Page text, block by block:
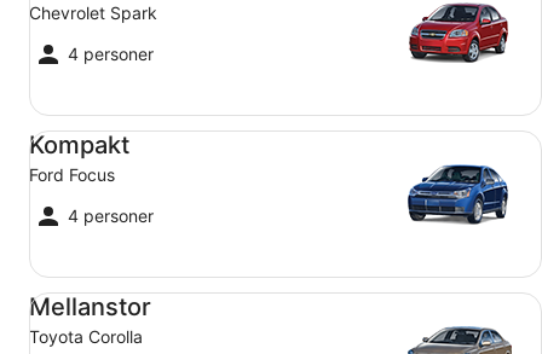
Chevrolet Spark
4 personer
Kompakt
Ford Focus
4 personer
Kompakt Ford Focus
Mellanstor
Toyota Corolla
Mellanstor Toyota Corolla